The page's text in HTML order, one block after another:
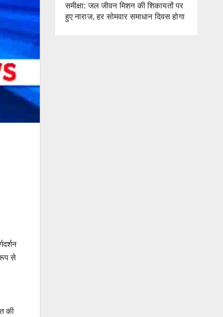
रूप से
की
समीक्षा: जल जीवन मिशन की शिकायतों पर
हुए नाराज, हर सोमवार समाधान दिवस होगा